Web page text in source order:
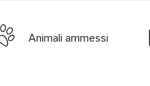
Animali ammessi